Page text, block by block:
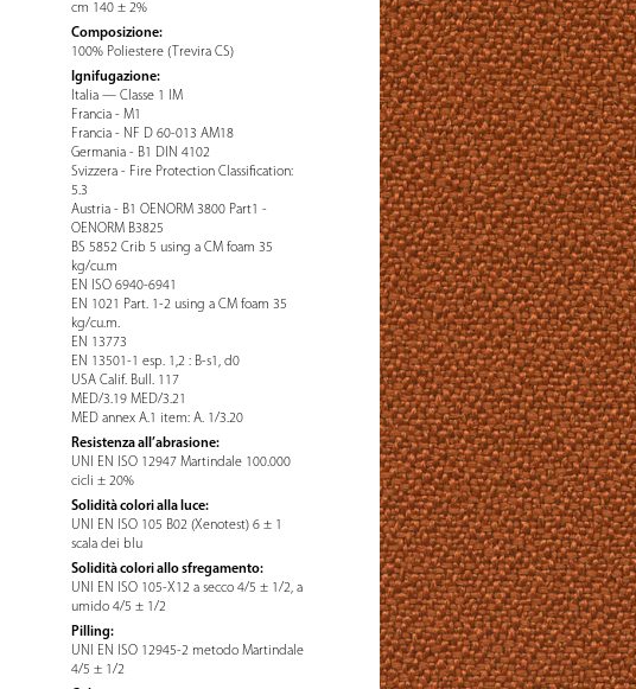
cm 140 ± 2%
Composizione:
100% Poliestere (Trevira CS)
Ignifugazione:
Italia — Classe 1 IM
Francia - M1
Francia - NF D 60-013 AM18
Germania - B1 DIN 4102
Svizzera - Fire Protection Classification:
5.3
Austria - B1 OENORM 3800 Part1 -
OENORM B3825
BS 5852 Crib 5 using a CM foam 35
kg/cu.m
EN ISO 6940-6941
EN 1021 Part. 1-2 using a CM foam 35
kg/cu.m.
EN 13773
EN 13501-1 esp. 1,2 : B-s1, d0
USA Calif. Bull. 117
MED/3.19 MED/3.21
MED annex A.1 item: A. 1/3.20
Resistenza all’abrasione:
UNI EN ISO 12947 Martindale 100.000
cicli ± 20%
Solidità colori alla luce:
UNI EN ISO 105 B02 (Xenotest) 6 ± 1
scala dei blu
Solidità colori allo sfregamento:
UNI EN ISO 105-X12 a secco 4/5 ± 1/2, a
umido 4/5 ± 1/2
Pilling:
UNI EN ISO 12945-2 metodo Martindale
4/5 ± 1/2